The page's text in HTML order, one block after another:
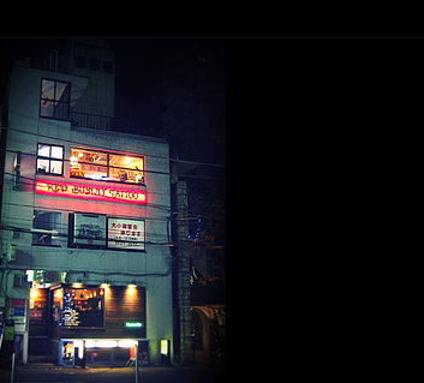
東京 タトゥースタジオ
Tattoo タトゥーデザイン
タトゥーデザイン・画像の紹介（和彫り・ワンポイント